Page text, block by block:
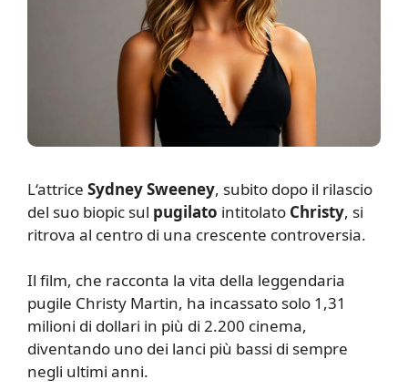
L‘attrice Sydney Sweeney, subito dopo il rilascio
del suo biopic sul pugilato intitolato Christy, si
ritrova al centro di una crescente controversia.
Il film, che racconta la vita della leggendaria
pugile Christy Martin, ha incassato solo 1,31
milioni di dollari in più di 2.200 cinema,
diventando uno dei lanci più bassi di sempre
negli ultimi anni.